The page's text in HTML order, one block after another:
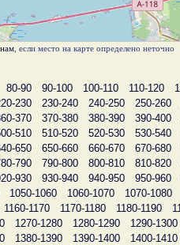
, если место на карте определено неточно
80-90 90-100 100-110 110-120
230 230-240 240-250 250-260
370 370-380 380-390 390-400
510 510-520 520-530 530-540
650 650-660 660-670 670-680
790 790-800 800-810 810-820
930 930-940 940-950 950-960
1050-1060 1060-1070 1070-1080
1160-1170 1170-1180 1180-1190
1270-1280 1280-1290 1290-1300
1380-1390 1390-1400 1400-1410